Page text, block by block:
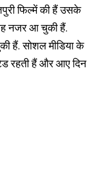
फिल्में की हैं उसके
वह नजर आ चुकी हैं.
हैं. सोशल मीडिया के
रहती हैं और आए दिन